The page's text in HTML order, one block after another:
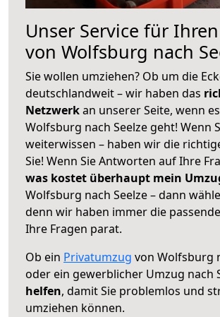
Unser Service für
von Wolfsburg nach
Sie wollen umziehen? Ob um die
deutschlandweit – wir haben das
Netzwerkan unserer Seite, wenn
Wolfsburg nach Seelze geht! Wenn
weiterwissen – haben wir die
Sie! Wenn Sie Antworten auf Ihre
was kostet überhaupt mein
Wolfsburg nach Seelze – dann
denn wir haben immer die
Ihre Fragen parat.
Ob ein Privatumzug von Wolfsburg
oder ein gewerblicher Umzug nach
helfen, damit Sie problemlos und
umziehen können.